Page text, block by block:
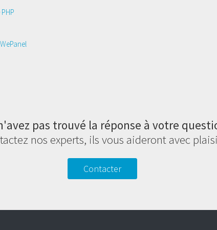
pas trouvé la réponse à votre
nos experts, ils vous aideront avec
Contacter